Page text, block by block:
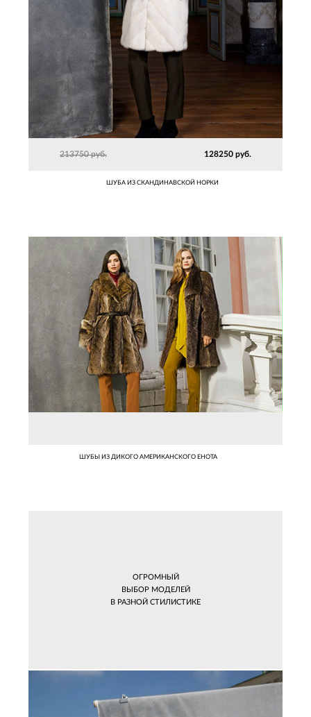
ШУБА ИЗ СКАНДИНАВСКОЙ НОРКИ
213750 руб. 128250 руб.
ШУБЫ ИЗ ДИКОГО АМЕРИКАНСКОГО ЕНОТА
ОГРОМНЫЙ
ВЫБОР МОДЕЛЕЙ
В РАЗНОЙ СТИЛИСТИКЕ